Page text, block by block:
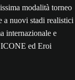
modalità torneo
a nuovi stadi realistici
internazionale e
ICONE ed Eroi